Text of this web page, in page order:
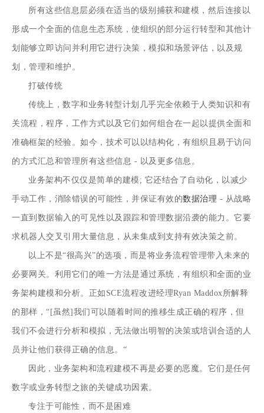
所有这些信息层必须在适当的级别捕获和建模，然后连接以
形成一个全面的信息生态系统，使组织的部分运行转型和其他计
划能够立即访问并利用它进行决策，模拟和场景评估，以及规
划，管理和维护。
打破传统
传统上，数字和业务转型计划几乎完全依赖于人类知识和有
关流程，程序，工作方式以及它们如何组合在一起以提供全面和
准确框架的经验。如今，技术可以以结构化，有组织且易于访问
的方式汇总和管理所有这些信息 - 以及更多信息。
业务架构不仅仅是简单的建模; 它还结合了自动化，以减少
手动工作，消除错误的可能性，并保证有效的数据治理 - 从战略
一直到数据输入的可见性以及跟踪和管理数据沿袭的能力。它要
求机器人交叉引用大量信息，从未集成到支持有效决策之前。
以上不是“很高兴”的选项，而是将业务流程管理带入未来的
必要网关。利用它们的唯一方法是通过系统，有组织和全面的业
务架构建模和分析。正如SCE流程改进经理Ryan Maddox所解释
的那样，“[虽然]我们可以随着时间的推移生成正确的程序，但
我们不会进行分析和模拟，无法做出明智的决策或培训合适的人
员并让他们获得正确的信息。“
因此，业务架构和流程建模不再是必要的恶魔。它们是任何
数字或业务转型之旅的关键成功因素。
专注于可能性，而不是困难